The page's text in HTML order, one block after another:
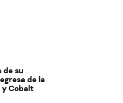
de su
de la
y Cobalt